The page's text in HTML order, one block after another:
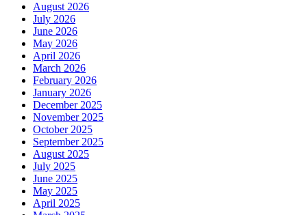
August 2026
July 2026
June 2026
May 2026
April 2026
March 2026
February 2026
January 2026
December 2025
November 2025
October 2025
September 2025
August 2025
July 2025
June 2025
May 2025
April 2025